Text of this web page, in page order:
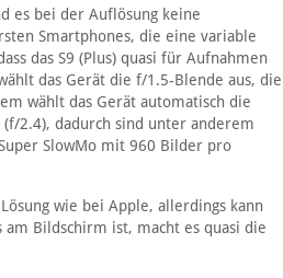
es bei der Auflösung keine
Smartphones, die eine variable
das S9 (Plus) quasi für Aufnahmen
das Gerät die f/1.5-Blende aus, die
wählt das Gerät automatisch die
2.4), dadurch sind unter anderem
SlowMo mit 960 Bilder pro
wie bei Apple, allerdings kann
am Bildschirm ist, macht es quasi die